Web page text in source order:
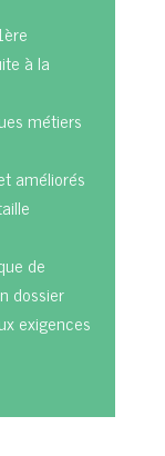
à la
métiers
améliorés
de
dossier
exigences